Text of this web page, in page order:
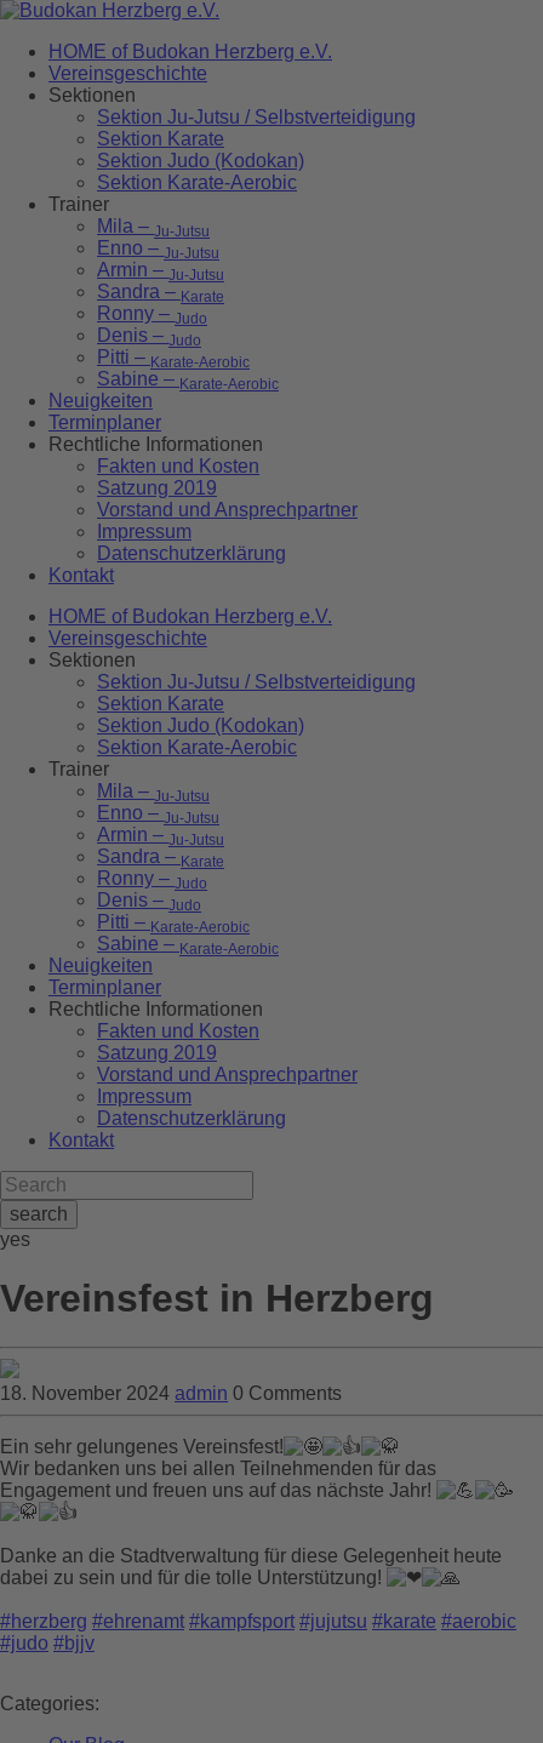
HOME of Budokan Herzberg e.V.
Vereinsgeschichte
Sektionen
Sektion Ju-Jutsu / Selbstverteidigung
Sektion Karate
Sektion Judo (Kodokan)
Sektion Karate-Aerobic
Trainer
Mila – Ju-Jutsu
Enno – Ju-Jutsu
Armin – Ju-Jutsu
Sandra – Karate
Ronny – Judo
Denis – Judo
Pitti – Karate-Aerobic
Sabine – Karate-Aerobic
Neuigkeiten
Terminplaner
Rechtliche Informationen
Fakten und Kosten
Satzung 2019
Vorstand und Ansprechpartner
Impressum
Datenschutzerklärung
Kontakt
HOME of Budokan Herzberg e.V.
Vereinsgeschichte
Sektionen
Sektion Ju-Jutsu / Selbstverteidigung
Sektion Karate
Sektion Judo (Kodokan)
Sektion Karate-Aerobic
Trainer
Mila – Ju-Jutsu
Enno – Ju-Jutsu
Armin – Ju-Jutsu
Sandra – Karate
Ronny – Judo
Denis – Judo
Pitti – Karate-Aerobic
Sabine – Karate-Aerobic
Neuigkeiten
Terminplaner
Rechtliche Informationen
Fakten und Kosten
Satzung 2019
Vorstand und Ansprechpartner
Impressum
Datenschutzerklärung
Kontakt
search
yes
Vereinsfest in Herzberg
18. November 2024 admin 0 Comments
Ein sehr gelungenes Vereinsfest!
Wir bedanken uns bei allen Teilnehmenden für das
Engagement und freuen uns auf das nächste Jahr!
Danke an die Stadtverwaltung für diese Gelegenheit heute
dabei zu sein und für die tolle Unterstützung!
#herzberg #ehrenamt #kampfsport #jujutsu #karate #aerobic
#judo #bjjv
Categories: